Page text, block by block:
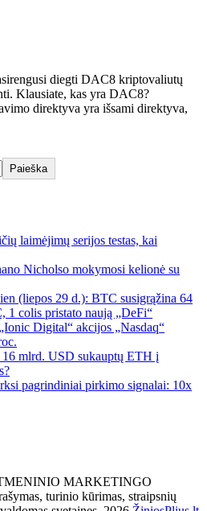
diegti DAC8 kriptovaliutų
Klausiate, kas yra DAC8?
direktyva yra išsami direktyva,
Paieška
laimėjimų serijos testas, kai
Nicholso mokymosi kelionė su
(liepos 29 d.): BTC susigrąžina 64
1 colis pristato naują „DeFi“
Digital“ akcijos „Nasdaq“
mlrd. USD sukauptų ETH į
pagrindiniai pirkimo signalai: 10x
MARKETINGO
turinio kūrimas, straipsnių